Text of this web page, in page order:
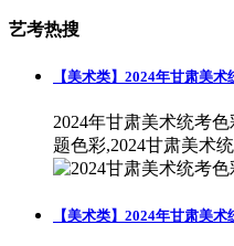
艺考热搜
【美术类】2024年甘肃美
2024年甘肃美术统考
题色彩,2024甘肃美术
【美术类】2024年甘肃美